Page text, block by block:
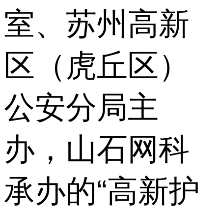
室、苏州高新
区（虎丘区）
公安分局主
办，山石网科
承办的“高新护